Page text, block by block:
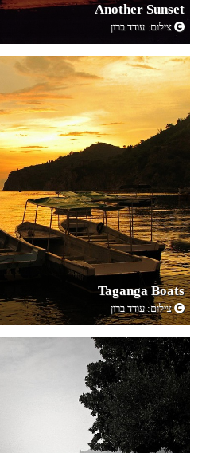
Another Sunset
צילום: עודד ברון
Taganga Boats
צילום:עודד ברון